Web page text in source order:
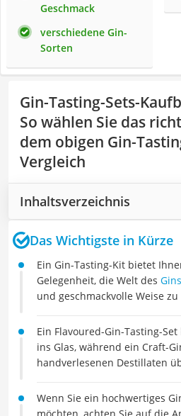
Geschmack
verschiedene Gin-
Sorten
Gin-Tasting-Sets-
So wählen Sie das
dem obigen Gin-
Vergleich
Inhaltsverzeichnis
Das Wichtigste in Kürze
Ein Gin-Tasting-Kit bietet
Gelegenheit, die Welt des Gins
und geschmackvolle Weise
Ein Flavoured-Gin-Tasting-
ins Glas, während ein Craft-
handverlesenen Destillaten
Wenn Sie ein hochwertiges